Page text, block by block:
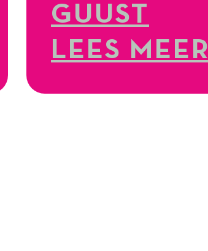
GUUST
LEES MEER